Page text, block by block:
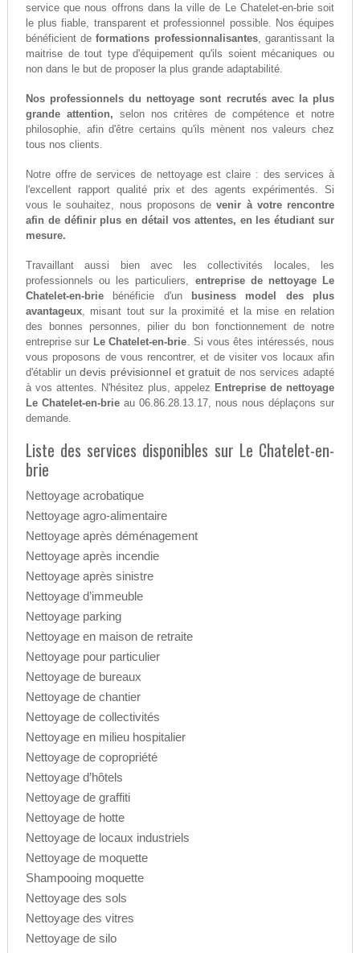
service que nous offrons dans la ville de Le Chatelet-en-brie soit
le plus fiable, transparent et professionnel possible. Nos équipes
bénéficient deformations professionnalisantes, garantissant la
maitrise de tout type d'équipement qu'ils soient mécaniques ou
non dans le but de proposer la plus grande adaptabilité.
Nos professionnels du nettoyage sont recrutés avec la plus
grande attention, selon nos critères de compétence et notre
philosophie, afin d'être certains qu'ils mènent nos valeurs chez
tous nos clients.
Notre offre de services de nettoyage est claire : des services à
l'excellent rapport qualité prix et des agents expérimentés. Si
vous le souhaitez, nous proposons devenir à votre rencontre
afin de définir plus en détail vos attentes, en les étudiant sur
mesure.
Travaillant aussi bien avec les collectivités locales, les
professionnels ou les particuliers, entreprise de nettoyage Le
Chatelet-en-briebénéficie d'un
business model des plus
avantageux, misant tout sur la proximité et la mise en relation
des bonnes personnes, pilier du bon fonctionnement de notre
entreprise sur Le Chatelet-en-brie. Si vous êtes intéressés, nous
vous proposons de vous rencontrer, et de visiter vos locaux afin
d'établir undevis prévisionnel et gratuit de nos services adapté
à vos attentes. N'hésitez plus, appelez Entreprise de nettoyage
Le Chatelet-en-brieau 06.86.28.13.17, nous nous déplaçons sur
demande.
Liste des services disponibles sur Le Chatelet-en-
brie
Nettoyage acrobatique
Nettoyage agro-alimentaire
Nettoyage après déménagement
Nettoyage après incendie
Nettoyage après sinistre
Nettoyage d’immeuble
Nettoyage parking
Nettoyage en maison de retraite
Nettoyage pour particulier
Nettoyage de bureaux
Nettoyage de chantier
Nettoyage de collectivités
Nettoyage en milieu hospitalier
Nettoyage de copropriété
Nettoyage d’hôtels
Nettoyage de graffiti
Nettoyage de hotte
Nettoyage de locaux industriels
Nettoyage de moquette
Shampooing moquette
Nettoyage des sols
Nettoyage des vitres
Nettoyage de silo